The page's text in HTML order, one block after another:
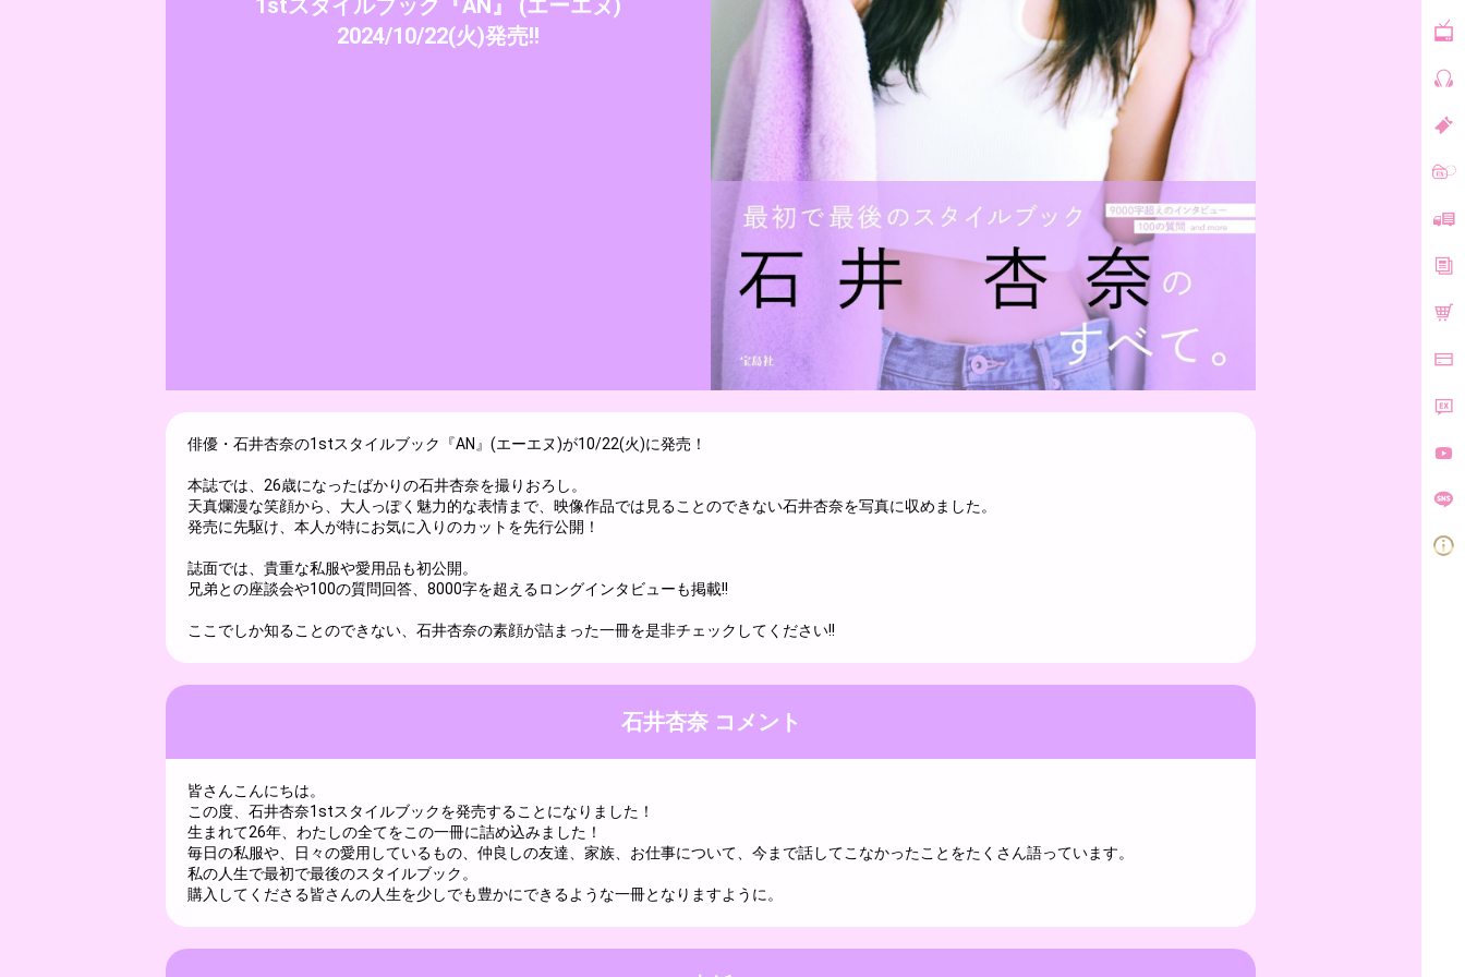
1stスタイルブック『AN』 (エーエヌ)
2024/10/22(火)発売!!
俳優・石井杏奈の1stスタイルブック『AN』(エーエヌ)が10/22(火)に発売！
本誌では、26歳になったばかりの石井杏奈を撮りおろし。
天真爛漫な笑顔から、大人っぽく魅力的な表情まで、映像作品では見ることのできない石井杏奈を写真に収めました。
発売に先駆け、本人が特にお気に入りのカットを先行公開！
誌面では、貴重な私服や愛用品も初公開。
兄弟との座談会や100の質問回答、8000字を超えるロングインタビューも掲載!!
ここでしか知ることのできない、石井杏奈の素顔が詰まった一冊を是非チェックしてください!!
石井杏奈 コメント
皆さんこんにちは。
この度、石井杏奈1stスタイルブックを発売することになりました！
生まれて26年、わたしの全てをこの一冊に詰め込みました！
毎日の私服や、日々の愛用しているもの、仲良しの友達、家族、お仕事について、今まで話してこなかったことをたくさん語っています。
私の人生で最初で最後のスタイルブック。
購入してくださる皆さんの人生を少しでも豊かにできるような一冊となりますように。